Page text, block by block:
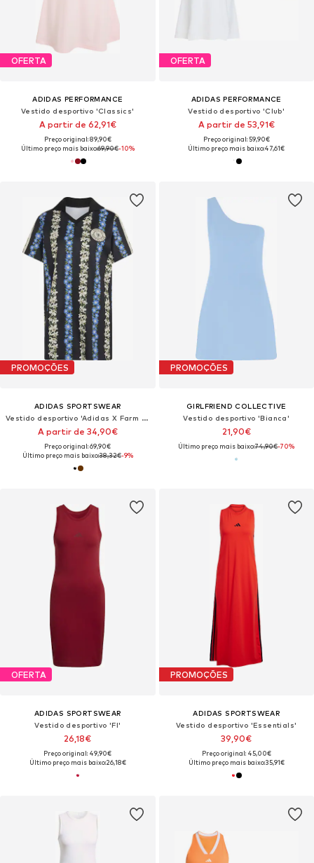
OFERTA
ADIDAS PERFORMANCE
Vestido desportivo 'Classics'
A partir de 62,91€
Preço original: 89,90€
Último preço mais baixo:69,90€-10%
OFERTA
ADIDAS PERFORMANCE
Vestido desportivo 'Club'
A partir de 53,91€
Preço original: 59,90€
Último preço mais baixo:47,61€
PROMOÇÕES
ADIDAS SPORTSWEAR
Vestido desportivo 'Adidas X Farm Rio'
A partir de 34,90€
Preço original: 69,90€
Último preço mais baixo:38,32€-9%
PROMOÇÕES
GIRLFRIEND COLLECTIVE
Vestido desportivo 'Bianca'
21,90€
Último preço mais baixo:74,90€-70%
OFERTA
ADIDAS SPORTSWEAR
Vestido desportivo 'FI'
26,18€
Preço original: 49,90€
Último preço mais baixo:26,18€
PROMOÇÕES
ADIDAS SPORTSWEAR
Vestido desportivo 'Essentials'
39,90€
Preço original: 45,00€
Último preço mais baixo:35,91€